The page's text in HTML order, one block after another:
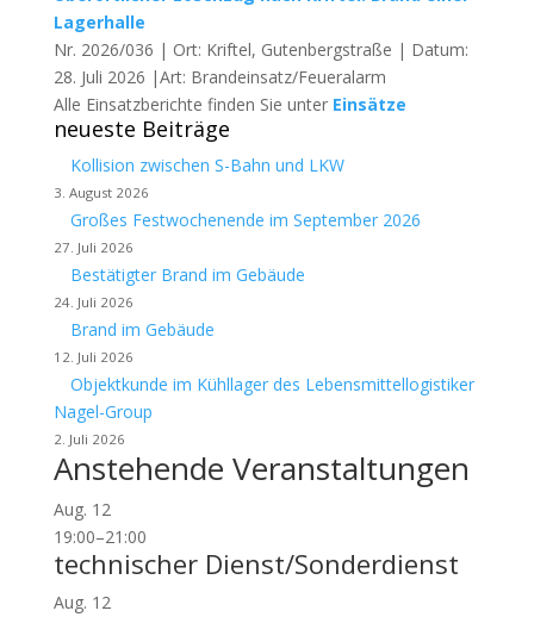
Lagerhalle
Nr. 2026/036 | Ort: Kriftel, Gutenbergstraße | Datum:
28. Juli 2026 |Art: Brandeinsatz/Feueralarm
Alle Einsatzberichte finden Sie unter Einsätze
neueste Beiträge
Kollision zwischen S-Bahn und LKW
3. August 2026
Großes Festwochenende im September 2026
27. Juli 2026
Bestätigter Brand im Gebäude
24. Juli 2026
Brand im Gebäude
12. Juli 2026
Objektkunde im Kühllager des Lebensmittellogistiker
Nagel-Group
2. Juli 2026
Anstehende Veranstaltungen
Aug. 12
19:00–21:00
technischer Dienst/Sonderdienst
Aug. 12